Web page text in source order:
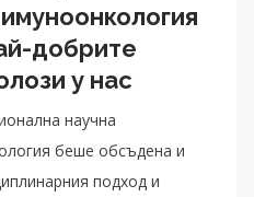
добрите
у нас
научна
беше обсъдена и
подход и